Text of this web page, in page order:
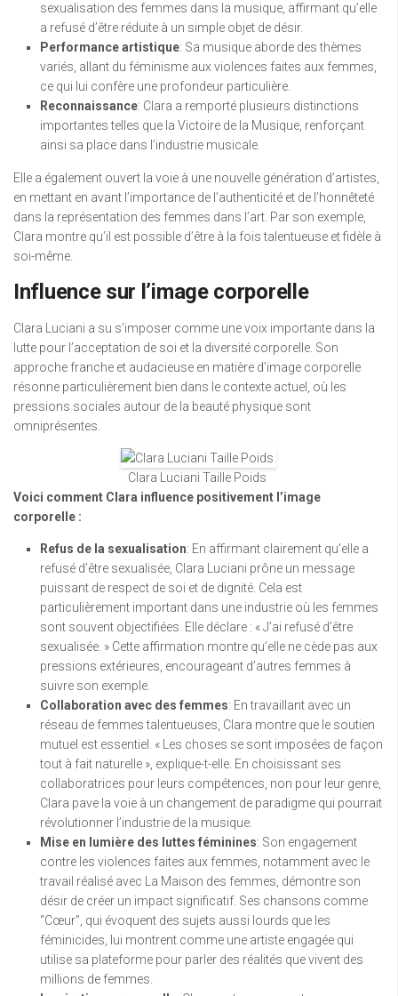
sexualisation des femmes dans la musique, affirmant qu’elle
a refusé d’être réduite à un simple objet de désir.
Performance artistique: Sa musique aborde des thèmes
variés, allant du féminisme aux violences faites aux femmes,
ce qui lui confère une profondeur particulière.
Reconnaissance: Clara a remporté plusieurs distinctions
importantes telles que la Victoire de la Musique, renforçant
ainsi sa place dans l’industrie musicale.
Elle a également ouvert la voie à une nouvelle génération d’artistes,
en mettant en avant l’importance de l’authenticité et de l’honnêteté
dans la représentation des femmes dans l’art. Par son exemple,
Clara montre qu’il est possible d’être à la fois talentueuse et fidèle à
soi-même.
Influence sur l’image corporelle
Clara Luciani a su s’imposer comme une voix importante dans la
lutte pour l’acceptation de soi et la diversité corporelle. Son
approche franche et audacieuse en matière d’image corporelle
résonne particulièrement bien dans le contexte actuel, où les
pressions sociales autour de la beauté physique sont
omniprésentes.
Clara Luciani Taille Poids
Voici comment Clara influence positivement l’image
corporelle :
Refus de la sexualisation: En affirmant clairement qu’elle a
refusé d’être sexualisée, Clara Luciani prône un message
puissant de respect de soi et de dignité. Cela est
particulièrement important dans une industrie où les femmes
sont souvent objectifiées. Elle déclare : « J’ai refusé d’être
sexualisée. » Cette affirmation montre qu’elle ne cède pas aux
pressions extérieures, encourageant d’autres femmes à
suivre son exemple.
Collaboration avec des femmes: En travaillant avec un
réseau de femmes talentueuses, Clara montre que le soutien
mutuel est essentiel. « Les choses se sont imposées de façon
tout à fait naturelle », explique-t-elle. En choisissant ses
collaboratrices pour leurs compétences, non pour leur genre,
Clara pave la voie à un changement de paradigme qui pourrait
révolutionner l’industrie de la musique.
Mise en lumière des luttes féminines: Son engagement
contre les violences faites aux femmes, notamment avec le
travail réalisé avec La Maison des femmes, démontre son
désir de créer un impact significatif. Ses chansons comme
“Cœur”, qui évoquent des sujets aussi lourds que les
féminicides, lui montrent comme une artiste engagée qui
utilise sa plateforme pour parler des réalités que vivent des
millions de femmes.